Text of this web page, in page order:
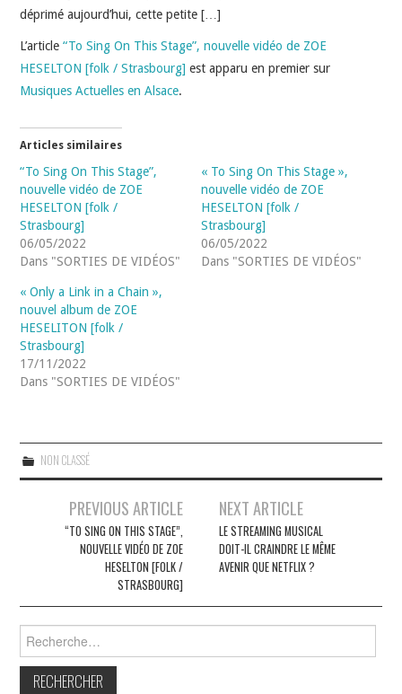
déprimé aujourd’hui, cette petite […]
L’article“To Sing On This Stage”, nouvelle vidéo de ZOE
HESELTON [folk / Strasbourg] est apparu en premier sur
Musiques Actuelles en Alsace.
Articles similaires
“To Sing On This Stage”,
nouvelle vidéo de ZOE
HESELTON [folk /
Strasbourg]
06/05/2022
Dans "SORTIES DE VIDÉOS"
« To Sing On This Stage »,
nouvelle vidéo de ZOE
HESELTON [folk /
Strasbourg]
06/05/2022
Dans "SORTIES DE VIDÉOS"
« Only a Link in a Chain »,
nouvel album de ZOE
HESELITON [folk /
Strasbourg]
17/11/2022
Dans "SORTIES DE VIDÉOS"
NON CLASSÉ
NavigationPREVIOUS ARTICLE
“TO SING ON THIS STAGE”,
NOUVELLE VIDÉO DE ZOE
HESELTON [FOLK /
STRASBOURG]
NEXT ARTICLE
LE STREAMING MUSICAL
DOIT-IL CRAINDRE LE MÊME
AVENIR QUE NETFLIX ?